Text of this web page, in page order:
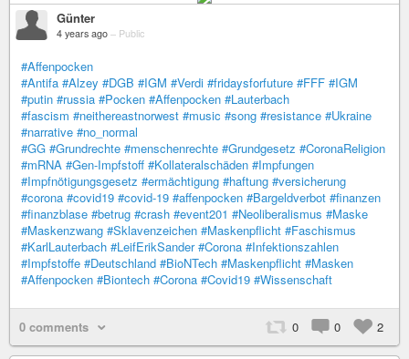
Günter
4 years ago – Public
#Affenpocken
#Antifa #Alzey #DGB #IGM #Verdi #fridaysforfuture #FFF #IGM
#putin #russia #Pocken #Affenpocken #Lauterbach
#fascism #neithereastnorwest #music #song #resistance #Ukraine
#narrative #no_normal
#GG #Grundrechte #menschenrechte #Grundgesetz #CoronaReligion
#mRNA #Gen-Impfstoff #Kollateralschäden #Impfungen
#Impfnötigungsgesetz #ermächtigung #haftung #versicherung
#corona #covid19 #covid-19 #affenpocken #Bargeldverbot #finanzen
#finanzblase #betrug #crash #event201 #Neoliberalismus #Maske
#Maskenzwang #Sklavenzeichen #Maskenpflicht #Faschismus
#KarlLauterbach #LeifErikSander #Corona #Infektionszahlen
#Impfstoffe #Deutschland #BioNTech #Maskenpflicht #Masken
#Affenpocken #Biontech #Corona #Covid19 #Wissenschaft
0 comments 0 0 2